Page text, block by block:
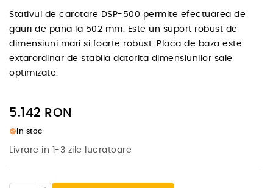
Stativul de carotare DSP-500 permite efectuarea de
gauri de pana la 502 mm. Este un suport robust de
dimensiuni mari si foarte robust. Placa de baza este
extarordinar de stabila datorita dimensiunilor sale
optimizate.
5.142 RON
check_circle In stoc
Livrare in 1-3 zile lucratoare